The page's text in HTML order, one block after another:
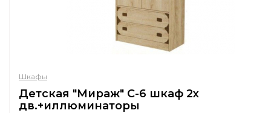
Шкафы
Детская "Мираж" С-6 шкаф 2х
дв.+иллюминаторы